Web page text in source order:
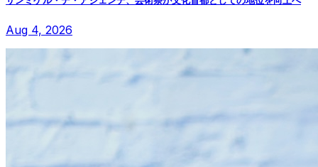
Aug 4, 2026